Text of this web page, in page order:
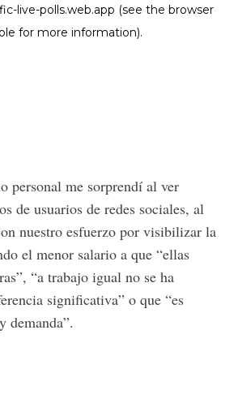
personal me sorprendí al ver
de usuarios de redes sociales, al
nuestro esfuerzo por visibilizar la
el menor salario a que “ellas
“a trabajo igual no se ha
significativa” o que “es
demanda”.